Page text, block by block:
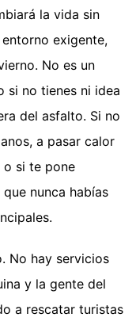
la vida sin
exigente,
No es un
si no tienes ni idea
del asfalto. Si no
a pasar calor
o si te pone
nunca habías
No hay servicios
y la gente del
a rescatar turistas